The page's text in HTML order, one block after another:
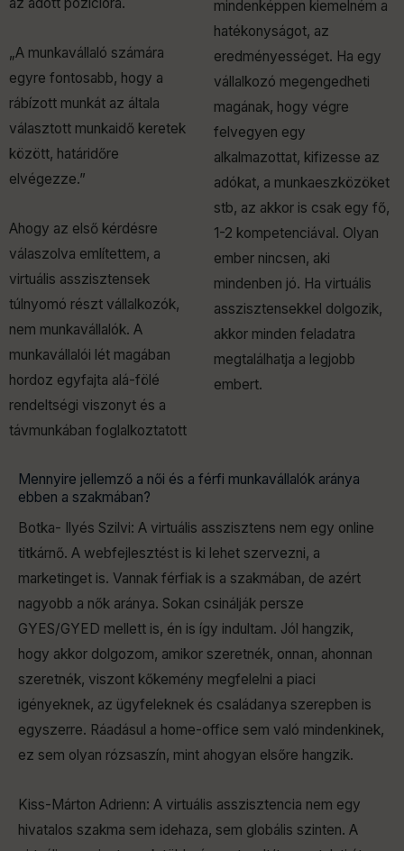
„A munkavállaló számára
egyre fontosabb, hogy a
rábízott munkát az általa
választott munkaidő keretek
között, határidőre
elvégezze.”
Ahogy az első kérdésre
válaszolva említettem, a
virtuális asszisztensek
túlnyomó részt vállalkozók,
nem munkavállalók. A
munkavállalói lét magában
hordoz egyfajta alá-fölé
rendeltségi viszonyt és a
távmunkában foglalkoztatott
mindenképpen kiemelném a
hatékonyságot, az
eredményességet. Ha egy
vállalkozó megengedheti
magának, hogy végre
felvegyen egy
alkalmazottat, kifizesse az
adókat, a munkaeszközöket
stb, az akkor is csak egy fő,
1-2 kompetenciával. Olyan
ember nincsen, aki
mindenben jó. Ha virtuális
asszisztensekkel dolgozik,
akkor minden feladatra
megtalálhatja a legjobb
embert.
Mennyire jellemző a női és a férfi munkavállalók aránya
ebben a szakmában?
Botka- Ilyés Szilvi: A virtuális asszisztens nem egy online
titkárnő. A webfejlesztést is ki lehet szervezni, a
marketinget is. Vannak férfiak is a szakmában, de azért
nagyobb a nők aránya. Sokan csinálják persze
GYES/GYED mellett is, én is így indultam. Jól hangzik,
hogy akkor dolgozom, amikor szeretnék, onnan, ahonnan
szeretnék, viszont kőkemény megfelelni a piaci
igényeknek, az ügyfeleknek és családanya szerepben is
egyszerre. Ráadásul a home-office sem való mindenkinek,
ez sem olyan rózsaszín, mint ahogyan elsőre hangzik.
Kiss-Márton Adrienn: A virtuális asszisztencia nem egy
hivatalos szakma sem idehaza, sem globális szinten. A